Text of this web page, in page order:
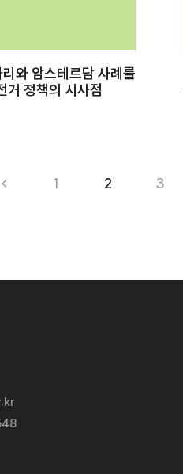
와 암스테르담 사례를
거 정책의 시사점
1 2 3